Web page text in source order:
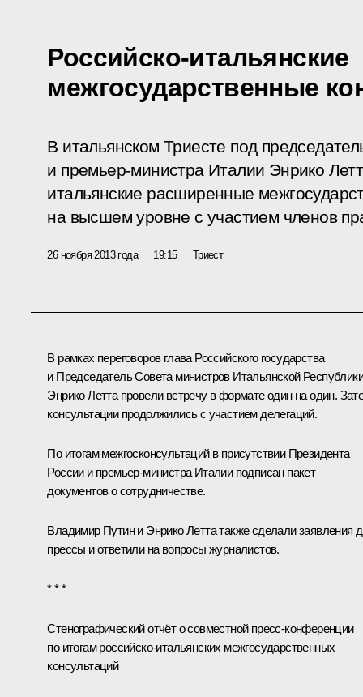
Российско-итальянские
межгосударственные
В итальянском Триесте под
и премьер-министра Италии Энрико
итальянские расширенные
на высшем уровне с участием членов
26 ноября 2013 года 19:15 Триест
В рамках переговоров глава Российского государства
и Председатель Совета министров Итальянской Республики
Энрико Леттапровели встречу в формате один на один.
консультации продолжились с участием делегаций.
По итогам межгосконсультаций в присутствии Президента
России и премьер-министра Италии подписан пакет
документов о сотрудничестве.
Владимир Путин и Энрико Летта также сделали заявления
прессы и ответили на вопросы журналистов.
* * *
Стенографический отчёт о совместной пресс-конференции
по итогамроссийско-итальянских межгосударственных
консультаций